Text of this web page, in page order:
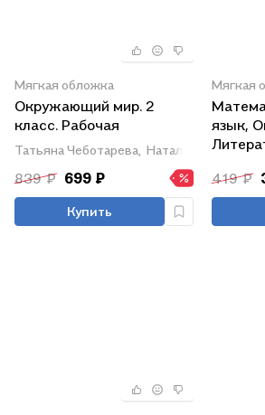
Мягкая обложка
Окружающий мир. 2
класс. Рабочая
программа и
технологические карты
уроков по учебнику Н.Ф.
Виноградовой. УМК
"Начальная школа XXI
Татьяна Чеботарева, Наталья
839 ₽ 699 ₽
Купить
Мягкая
язык,
419 ₽